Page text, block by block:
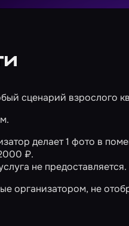
сценарий взрослого
делает 1 фото в
₽.
не предоставляется.
организатором, не